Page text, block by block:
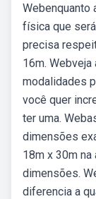
Webenquanto
física que
precisa
16m.
modalidades
você quer
ter uma.
dimensões
18m x 30m na
dimensões.
diferencia a